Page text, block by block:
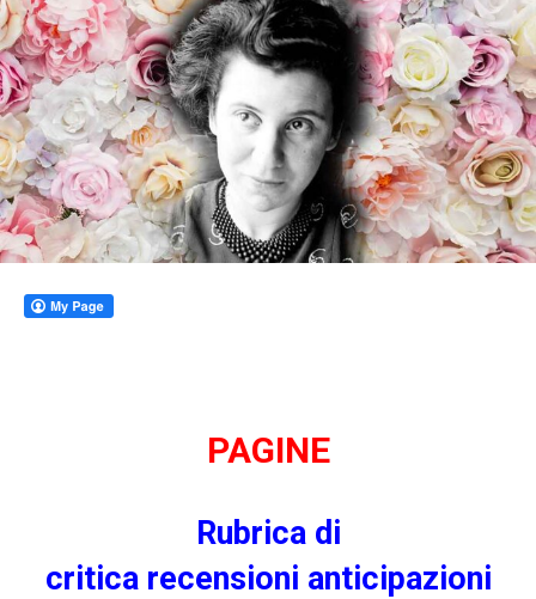
PAGINE
Rubrica di
critica recensioni anticipazioni